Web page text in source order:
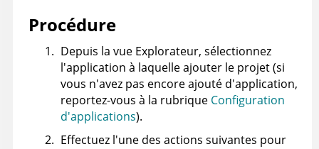
Procédure
Depuis la vue Explorateur, sélectionnez
l'application à laquelle ajouter le projet (si
vous n'avez pas encore ajouté d'application,
reportez-vous à la rubrique Configuration
d'applications).
Effectuez l'une des actions suivantes pour